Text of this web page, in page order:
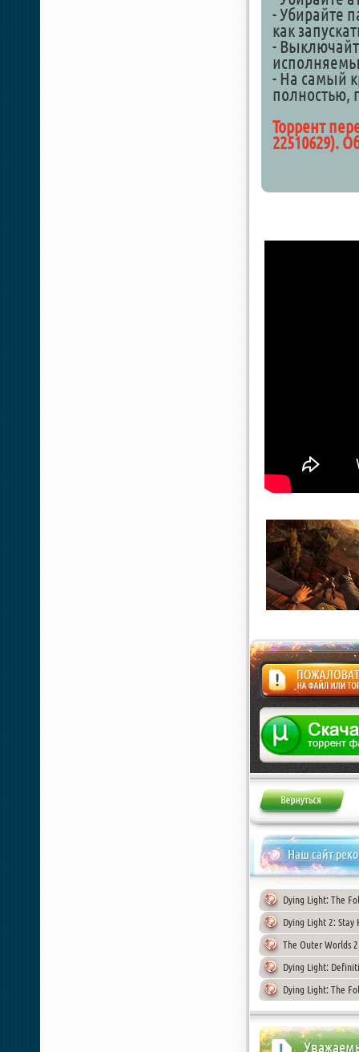
- Убирайте
как
-
- На самый
полностью,
Торрент
22510629).
Жалоба
Наш сайт
Dying Light: The
Dying Light 2: Stay
The Outer Worlds
Dying Light:
Dying Light: The